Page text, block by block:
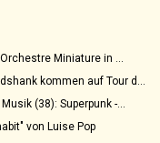
Miniature in ...
kommen auf Tour d...
(38): Superpunk -...
von Luise Pop